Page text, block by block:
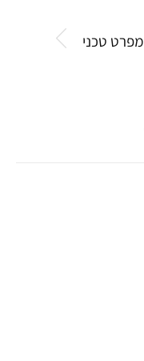
מפרט טכני